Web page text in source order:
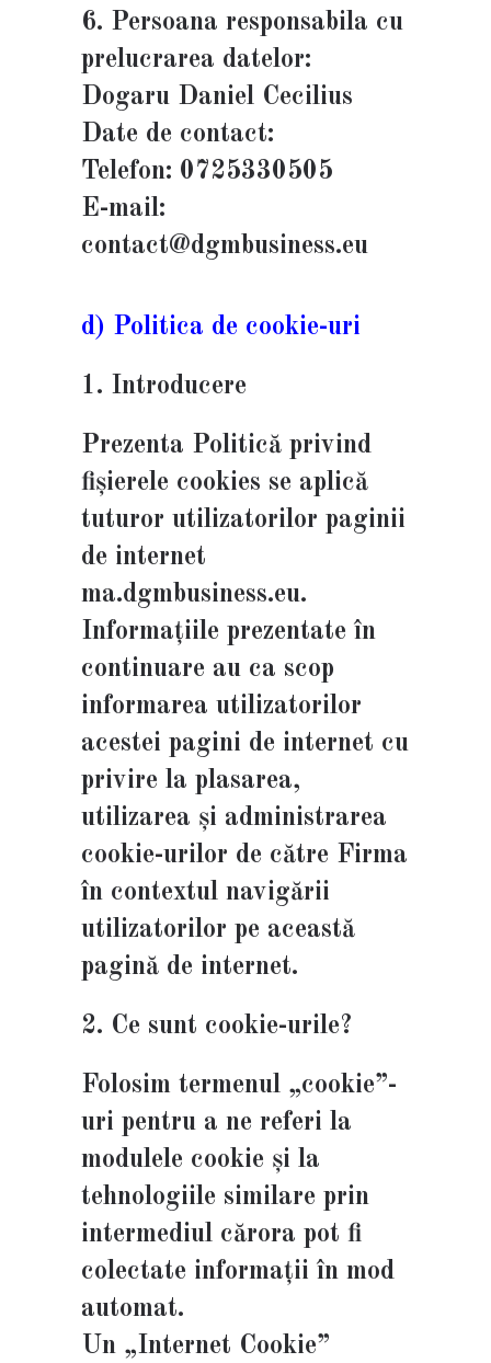
6. Persoana responsabila cu
prelucrarea datelor:
Dogaru Daniel Cecilius
Date de contact:
Telefon: 0725330505
E-mail:
contact@dgmbusiness.eu
d) Politica de cookie-uri
1. Introducere
Prezenta Politică privind
fișierele cookies se aplică
tuturor utilizatorilor paginii
de internet
ma.dgmbusiness.eu.
Informațiile prezentate în
continuare au ca scop
informarea utilizatorilor
acestei pagini de internet cu
privire la plasarea,
utilizarea și administrarea
cookie-urilor de către Firma
în contextul navigării
utilizatorilor pe această
pagină de internet.
2. Ce sunt cookie-urile?
Folosim termenul „cookie”-
uri pentru a ne referi la
modulele cookie și la
tehnologiile similare prin
intermediul cărora pot fi
colectate informații în mod
automat.
Un „Internet Cookie”